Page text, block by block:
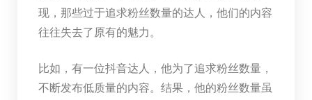
现，那些过于追求粉丝数量的达人，他们的内容
往往失去了原有的魅力。
比如，有一位抖音达人，他为了追求粉丝数量，
不断发布低质量的内容。结果，他的粉丝数量虽